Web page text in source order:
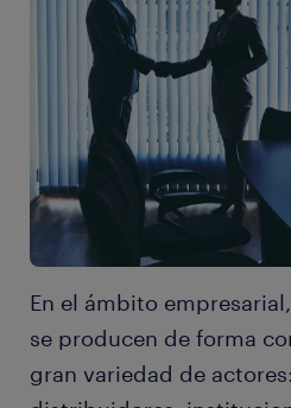
En el ámbito
se producen de forma
gran variedad de